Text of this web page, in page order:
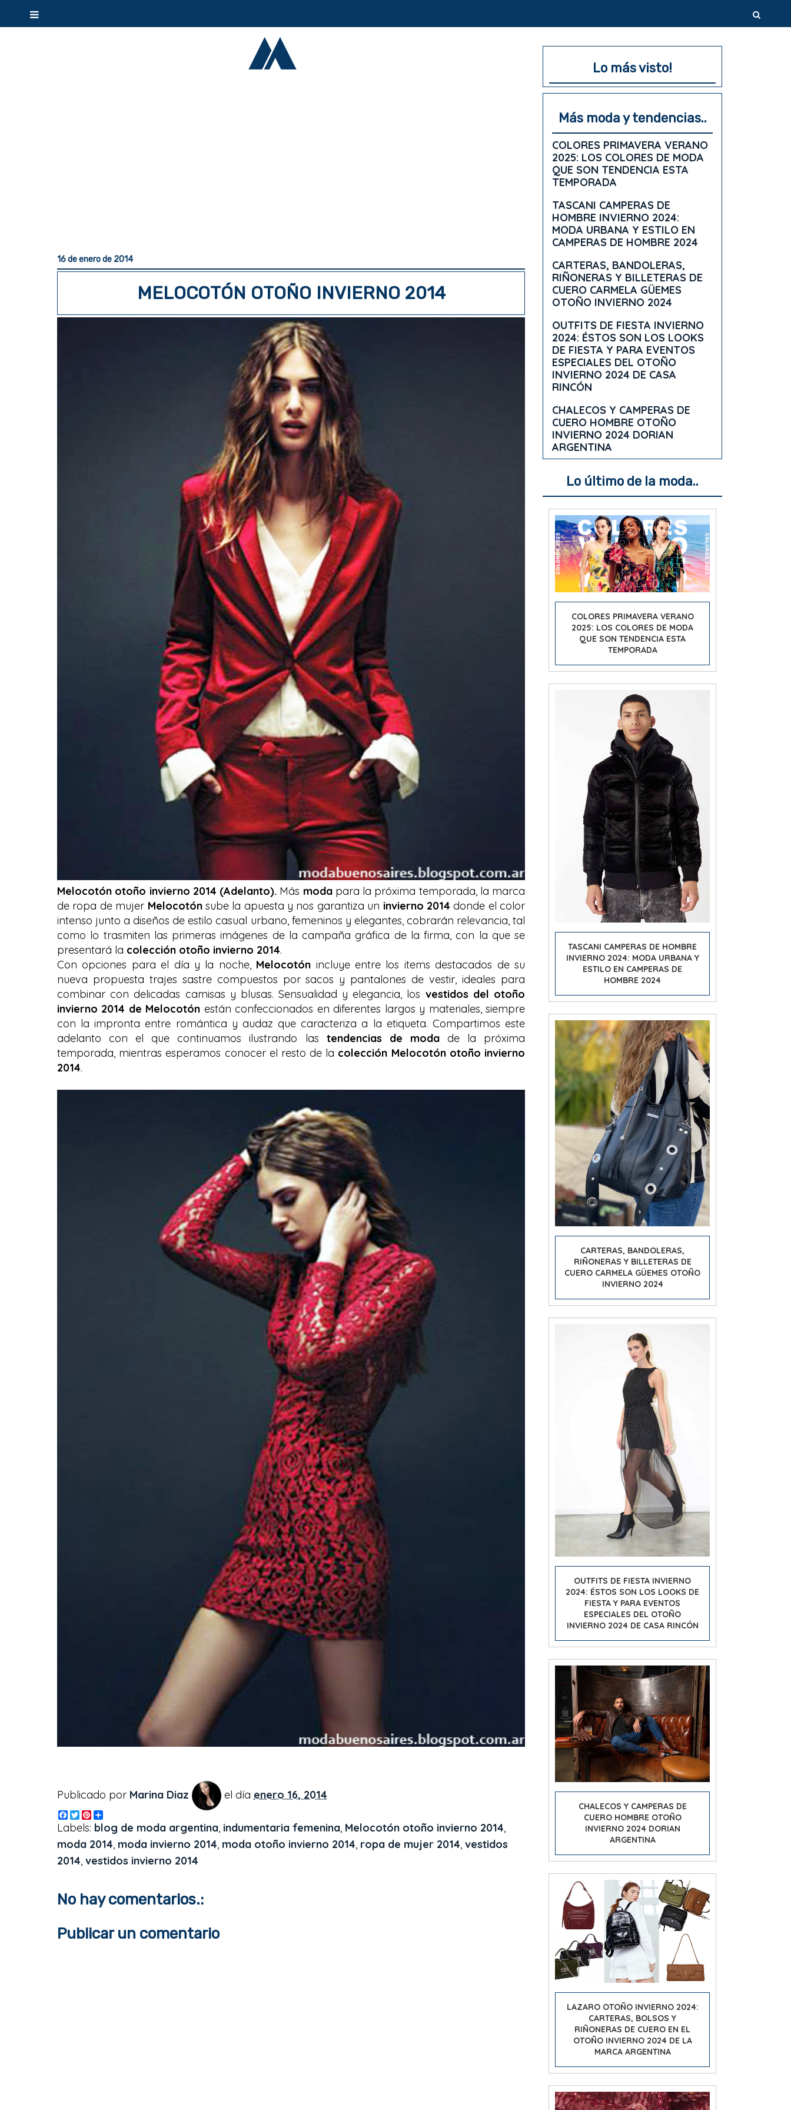
16 de enero de 2014
MELOCOTÓN OTOÑO INVIERNO 2014
Melocotón otoño invierno 2014 (Adelanto). Más modapara la próxima temporada, la marca
de ropa de mujer Melocotónsube la apuesta y nos garantiza un invierno 2014 donde el color
intenso junto a diseños de estilo casual urbano, femeninos y elegantes, cobrarán relevancia, tal
como lo trasmiten las primeras imágenes de la campaña gráfica de la firma, con la que se
presentará la colección otoño invierno 2014.
Con opciones para el día y la noche, Melocotón incluye entre los items destacados de su
nueva propuesta trajes sastre compuestos por sacos y pantalones de vestir, ideales para
combinar con delicadas camisas y blusas. Sensualidad y elegancia, los vestidos del otoño
invierno 2014 de Melocotón están confeccionados en diferentes largos y materiales, siempre
con la impronta entre romántica y audaz que caracteriza a la etiqueta. Compartimos este
adelanto con el que continuamos ilustrando las tendencias de modade la próxima
temporada, mientras esperamos conocer el resto de la colección Melocotón otoño invierno
2014.
Publicado por Marina Diaz el día enero 16, 2014
F
a
c
e
b
o
T
w
i
t
t
e
P
n
t
e
r
h
a
r
e
Labels: blog de moda argentina, indumentaria femenina, Melocotón otoño invierno 2014,
moda 2014, moda invierno 2014, moda otoño invierno 2014, ropa de mujer 2014, vestidos
2014, vestidos invierno 2014
No hay comentarios.:
Publicar un comentario
Lo más visto!
Más moda y tendencias..
COLORES PRIMAVERA VERANO
2025: LOS COLORES DE MODA
QUE SON TENDENCIA ESTA
TEMPORADA
TASCANI CAMPERAS DE
HOMBRE INVIERNO 2024:
MODA URBANA Y ESTILO EN
CAMPERAS DE HOMBRE 2024
CARTERAS, BANDOLERAS,
RIÑONERAS Y BILLETERAS DE
CUERO CARMELA GÜEMES
OTOÑO INVIERNO 2024
OUTFITS DE FIESTA INVIERNO
2024: ÉSTOS SON LOS LOOKS
DE FIESTA Y PARA EVENTOS
ESPECIALES DEL OTOÑO
INVIERNO 2024 DE CASA
RINCÓN
CHALECOS Y CAMPERAS DE
CUERO HOMBRE OTOÑO
INVIERNO 2024 DORIAN
ARGENTINA
Lo último de la moda..
COLORES PRIMAVERA VERANO
2025: LOS COLORES DE MODA
QUE SON TENDENCIA ESTA
TEMPORADA
TASCANI CAMPERAS DE HOMBRE
INVIERNO 2024: MODA URBANA Y
ESTILO EN CAMPERAS DE
HOMBRE 2024
CARTERAS, BANDOLERAS,
RIÑONERAS Y BILLETERAS DE
CUERO CARMELA GÜEMES OTOÑO
INVIERNO 2024
OUTFITS DE FIESTA INVIERNO
2024: ÉSTOS SON LOS LOOKS DE
FIESTA Y PARA EVENTOS
ESPECIALES DEL OTOÑO
INVIERNO 2024 DE CASA RINCÓN
CHALECOS Y CAMPERAS DE
CUERO HOMBRE OTOÑO
INVIERNO 2024 DORIAN
ARGENTINA
LAZARO OTOÑO INVIERNO 2024:
CARTERAS, BOLSOS Y
RIÑONERAS DE CUERO EN EL
OTOÑO INVIERNO 2024 DE LA
MARCA ARGENTINA